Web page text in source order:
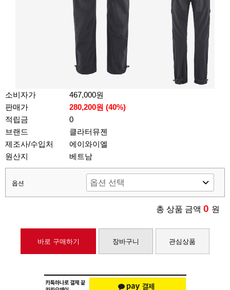
소비자가
467,000원
판매가
280,200원 (40%)
적립금
0
브랜드
클라터뮤젠
제조사/수입처
에이와이엘
원산지
베트남
옵션
총 상품 금액 0 원
바로 구매하기 장바구니 관심상품